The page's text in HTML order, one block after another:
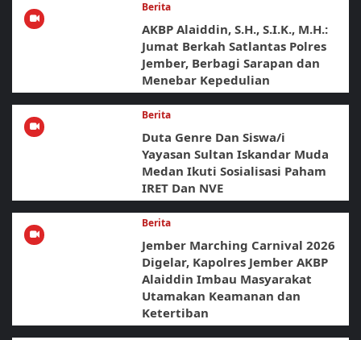
Berita
AKBP Alaiddin, S.H., S.I.K., M.H.:
Jumat Berkah Satlantas Polres
Jember, Berbagi Sarapan dan
Menebar Kepedulian
Berita
Duta Genre Dan Siswa/i
Yayasan Sultan Iskandar Muda
Medan Ikuti Sosialisasi Paham
IRET Dan NVE
Berita
Jember Marching Carnival 2026
Digelar, Kapolres Jember AKBP
Alaiddin Imbau Masyarakat
Utamakan Keamanan dan
Ketertiban